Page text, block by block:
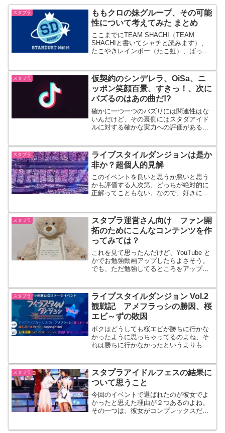
スタプラ
ももクロの妹グループ、その可能
性について考えてみた まとめ
ここまでにTEAM SHACHI（TEAM
SHACHIと書いてシャチと読みます）、
たこやきレインボー（たこ虹）、ばって
リーズ」とは別枠で桜エビ～ず（桜エ
ビ）についても...
スタプラ
仮契約のシンデレラ、OiSa、ニ
ッポン笑顔百景、すきっ！、次に
バズるのはあの曲だ!?
確かに一つ一つのバズりには関連性はな
いんだけど、その裏側にはスタダアイド
ルに対する確かな実力への評価がある気
ら、歌が上手いとかダンスをしながらし
っかり歌えてるとかいった賛辞の声が溢
れている。
スタプラ
ライブスタイルダンジョンは是か
非か？超個人的見解
このイベントを良いと思うか悪いと思う
かも評価する人次第、どっちが絶対的に
正解ってこともない。なので、好きにな
いし生中継があっても観ないほうがいい
だろうね。
スタプラ
スタプラ運営さん向け ファン開
拓のためにこんなコンテンツを作
ってみては？
これを見て思ったんだけど、YouTube と
かでお勉強動画アップしたらよさそう。
でも、ただ勉強してるところをアップす
ベルのものを作るわけ、E テレとか放送
大学クラスの内容でコンテンツとして販
売できるくらいのものをね。
スタプラ
ライブスタイルダンジョン Vol.2
観戦記 アメフラっシの勝因、桜
エビ～ずの敗因
ボクはどうしても桜エビが勝ちに行かな
かったように思っちゃってるのよね、そ
れは勝ちに行かなかったというよりも勝
てたんだけど、目先の勝利より今後のこ
とを考えたセトリにしたのではないか？
スタプラ
スタプラアイドルフェスの結果に
ついて思うこと
今回のイベントで選ばれたのが彼女でよ
かったと思えた理由が２つあるのよね。
その一つは、彼女がコンプレックスだと